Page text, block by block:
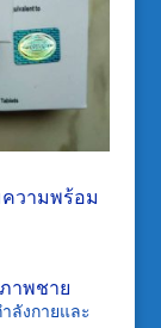
ความพร้อม
าพชาย
ลังกายและ